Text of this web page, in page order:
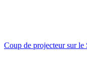
Coup de projecteur sur